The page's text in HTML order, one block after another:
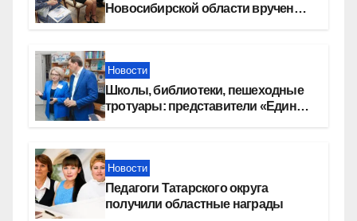
Новосибирской области вручены
Новости
Школы, библиотеки, пешеходные
тротуары: представители «Единой
Новости
Педагоги Татарского округа
получили областные награды